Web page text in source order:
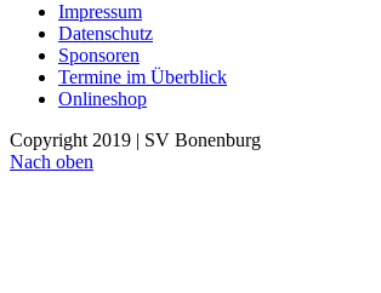
Impressum
Datenschutz
Sponsoren
Termine im Überblick
Onlineshop
Copyright 2019 | SV Bonenburg
Nach oben